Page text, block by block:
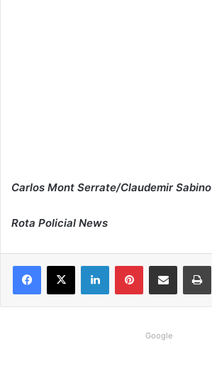
Carlos Mont Serrate/Claudemir Sabino
Rota Policial News
Google